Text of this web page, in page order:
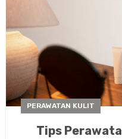
PERAWATAN KULIT
Tips